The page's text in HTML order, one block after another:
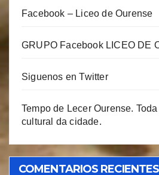
Facebook – Liceo de Ourense
GRUPO Facebook LICEO DE
Siguenos en Twitter
Tempo de Lecer Ourense.
cultural da cidade.
COMENTARIOS RECIENTES